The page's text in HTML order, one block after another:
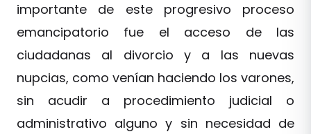
importante de este progresivo proceso
emancipatorio fue el acceso de las
ciudadanas al divorcio y a las nuevas
nupcias, como venían haciendo los varones,
sin acudir a procedimiento judicial o
administrativo alguno y sin necesidad de